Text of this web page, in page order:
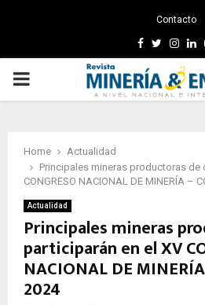
Contacto
Facebook
Twitter
PRIMARY
Home
Actualidad
Principales mineras productoras de
CONGRESO NACIONAL DE MINERÍA –
Actualidad
Principales mineras
participarán en el XV
NACIONAL DE
2024